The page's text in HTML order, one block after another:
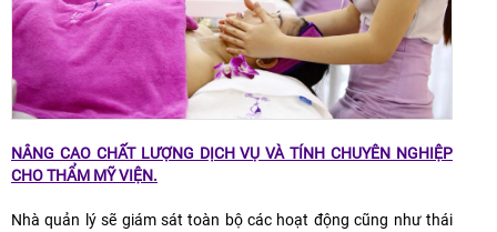
NÂNG CAO CHẤT LƯỢNG DỊCH VỤ VÀ TÍNH CHUYÊN NGHIỆP
CHO THẨM MỸ VIỆN.
Nhà quản lý sẽ giám sát toàn bộ các hoạt động cũng như thái